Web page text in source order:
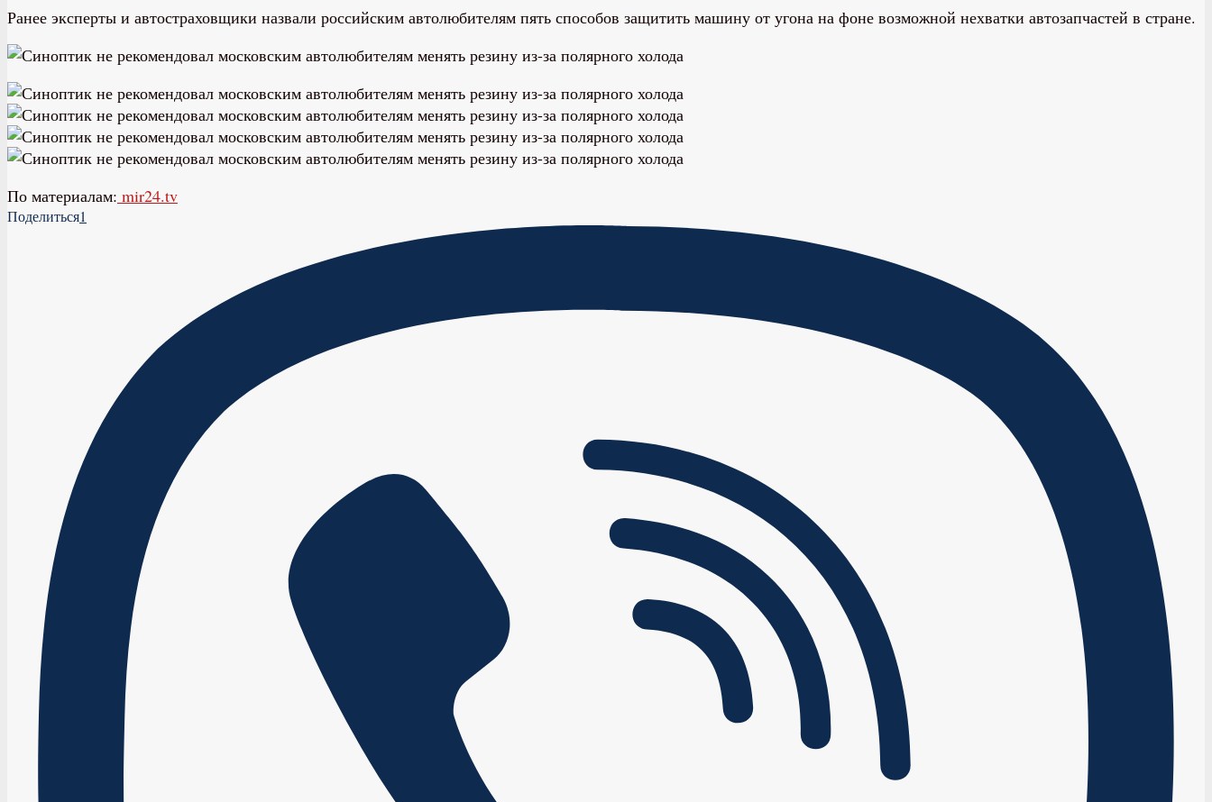
Ранее эксперты и автостраховщики назвали российским автолюбителям пять способов защитить машину от угона на фоне возможной нехватки автозапчастей в стране.
По материалам: mir24.tv
Поделиться1